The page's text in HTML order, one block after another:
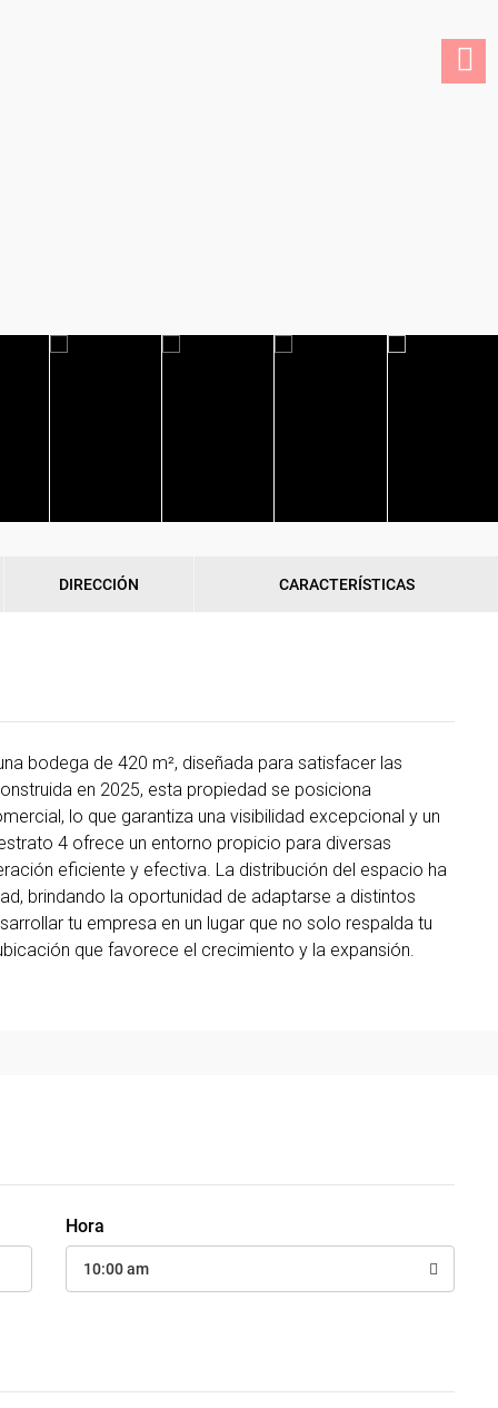
DIRECCIÓN CARACTERÍSTICAS
bodega de 420 m², diseñada para satisfacer las
en 2025, esta propiedad se posiciona
lo que garantiza una visibilidad excepcional y un
4 ofrece un entorno propicio para diversas
eficiente y efectiva. La distribución del espacio ha
brindando la oportunidad de adaptarse a distintos
tu empresa en un lugar que no solo respalda tu
que favorece el crecimiento y la expansión.
Hora
10:00 am